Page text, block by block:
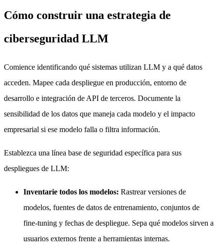
Cómo construir una estrategia de
ciberseguridad LLM
Comience identificando qué sistemas utilizan LLM y a qué datos
acceden. Mapee cada despliegue en producción, entorno de
desarrollo e integración de API de terceros. Documente la
sensibilidad de los datos que maneja cada modelo y el impacto
empresarial si ese modelo falla o filtra información.
Establezca una línea base de seguridad específica para sus
despliegues de LLM:
Inventarie todos los modelos: Rastrear versiones de
modelos, fuentes de datos de entrenamiento, conjuntos de
fine-tuning y fechas de despliegue. Sepa qué modelos sirven a
usuarios externos frente a herramientas internas.